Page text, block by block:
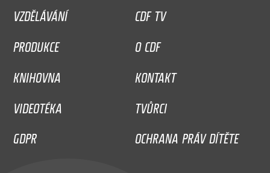
VZDĚLÁVÁNÍ
CDF TV
PRODUKCE
O CDF
KNIHOVNA
KONTAKT
VIDEOTÉKA
TVŮRCI
GDPR
OCHRANA PRÁV DÍTĚTE